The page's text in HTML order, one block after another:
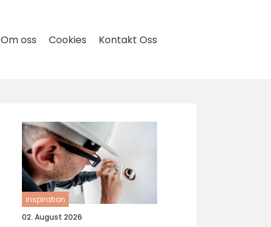
Om oss Cookies Kontakt Oss
inspiration
02. August 2026